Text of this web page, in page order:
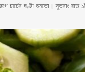
ঘণ্টা শুনতো। সুতরাং রাত